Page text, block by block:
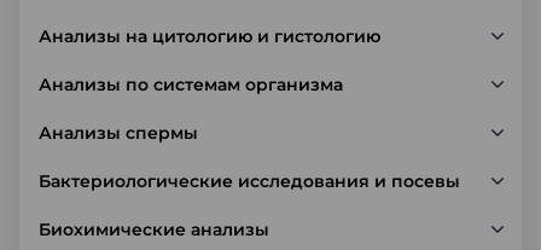
Анализы на цитологию и гистологию
Анализы по системам организма
Анализы спермы
Бактериологические исследования и посевы
Биохимические анализы